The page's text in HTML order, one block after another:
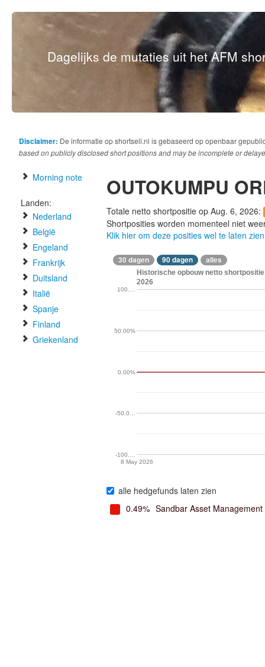
Dagelijks de mutaties uit het AFM
Disclaimer: De informatie op shortsell.nl is gebaseerd op openbaar
based on publicly disclosed short positions and may be incomplete or
Morning note
Landen:
Nederland
België
Engeland
Frankrijk
Duitsland
Italië
Spanje
Finland
Griekenland
OUTOKUMPU
Totale netto shortpositie op Aug. 6, 2026:
Shortposities worden momenteel niet
Klik hier om deze posities wel te laten zien
30 dagen 90 dagen alles
Historische opbouw netto
2026
8 May 2026
-100.…
-50.0…
0.00%
50.00%
100.…
alle hedgefunds laten zien
0.49% Sandbar Asset Management